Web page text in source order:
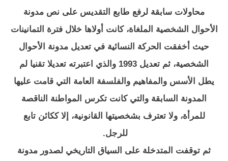
محاولات سابقة لرفع طابع التقديس على نص مدونة
الأحوال الشخصية الملغاة، كانت أولاها خلال فترة التمانينات
حيث أخفقت الحركة النسائية في تعديل مدونة الأحوال
الشخصية، ثم تعديل 1993 والذي اعتبرته تعديلا تقنيا لم
يطل الأسس والمفاهيم والفلسفة العامة التي قامت عليها
المدونة السابقة والتي كانت تكرس المواطنة الناقصة
للمرأة، ولا تعترف بشخصيتها القانونية، إلا ككائن تابع
للرجل.
ثم توقفت المتدخلة على السياق التاريخي لصدور مدونة